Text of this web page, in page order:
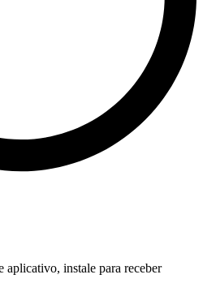
aplicativo, instale para receber